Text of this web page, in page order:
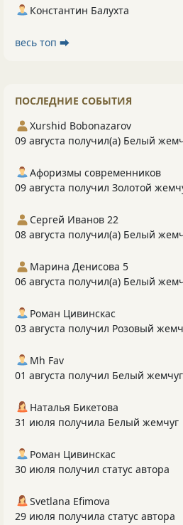
Константин Балухта
весь топ ⮕
ПОСЛЕДНИЕ СОБЫТИЯ
Xurshid Bobonazarov
09 августа получил(а) Белый
Афоризмы современников
09 августа получил Золотой
Сергей Иванов 22
08 августа получил(а) Белый
Марина Денисова 5
06 августа получил(а) Белый
Роман Цивинскас
03 августа получил Розовый
Mh Fav
01 августа получил Белый жемчуг
Наталья Бикетова
31 июля получила Белый жемчуг
Роман Цивинскас
30 июля получил статус автора
Svetlana Efimova
29 июля получила статус автора